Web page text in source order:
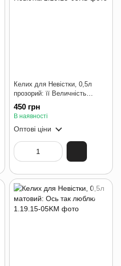
Келих для Невістки, 0,5л
прозорий: її Величність
Невістка
450 грн
В наявності
Оптові ціни